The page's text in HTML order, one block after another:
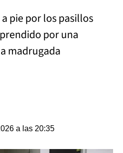
pie por los pasillos
por una
madrugada
a las 20:35